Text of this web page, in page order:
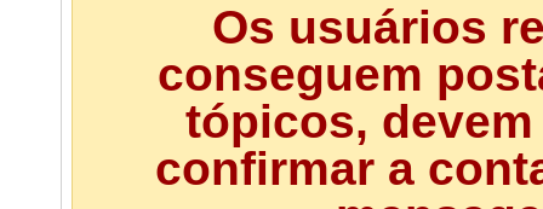
Os usuários
conseguem
tópicos,
confirmar a